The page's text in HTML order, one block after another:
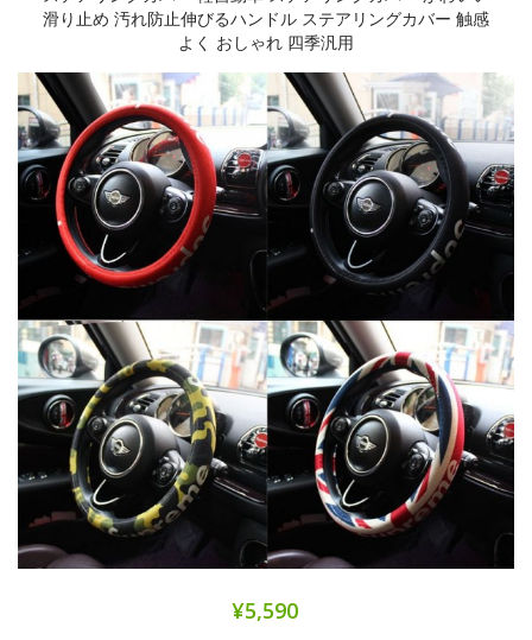
滑り止め 汚れ防止伸びるハンドル ステアリングカバー 触感
よく おしゃれ 四季汎用
¥5,590